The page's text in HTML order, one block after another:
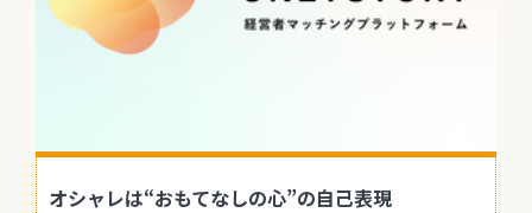
オシャレは“おもてなしの心”の自己表現